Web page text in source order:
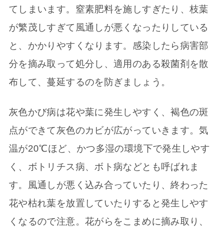
てしまいます。窒素肥料を施しすぎたり、枝葉
が繁茂しすぎて風通しが悪くなったりしている
と、かかりやすくなります。感染したら病害部
分を摘み取って処分し、適用のある殺菌剤を散
布して、蔓延するのを防ぎましょう。
灰色かび病は花や葉に発生しやすく、褐色の斑
点ができて灰色のカビが広がっていきます。気
温が20℃ほど、かつ多湿の環境下で発生しやす
く、ボトリチス病、ボト病などとも呼ばれま
す。風通しが悪く込み合っていたり、終わった
花や枯れ葉を放置していたりすると発生しやす
くなるので注意。花がらをこまめに摘み取り、